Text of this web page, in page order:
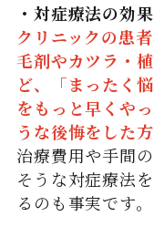
・対症療法の効
クリニックの患
毛剤やカツラ・
ど、「まったく
をもっと早くや
うな後悔をした
治療費用や手間
そうな対症療法
るのも事実です。